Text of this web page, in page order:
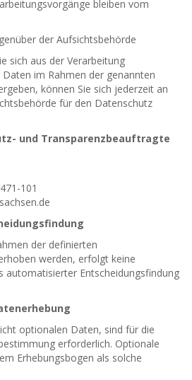
bleiben vom
der Aufsichtsbehörde
sich aus der Verarbeitung
im Rahmen der genannten
können Sie sich jederzeit an
für den Datenschutz
und Transparenzbeauftragte
101
der definierten
werden, erfolgt keine
automatisierter Entscheidungsfindung
optionalen Daten, sind für die
erforderlich. Optionale
Erhebungsbogen als solche